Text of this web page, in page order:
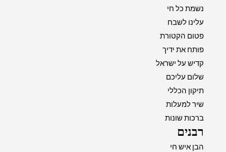
נשמת כל חי
עלינו לשבח
פטום הקטורת
פותח את ידיך
קדיש על ישראל
שלום עליכם
תיקון הכללי
שיר למעלות
ברכות שונות
רבנים
הבן איש חי